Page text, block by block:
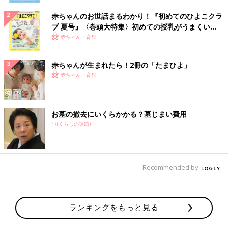
赤ちゃんのお世話まるわかり！『初めてのひよこクラ
ブ 夏号』〈巻頭大特集〉初めての授乳がうまくい
く！ おっぱい・ミルクの基本と夏のトラブル 解決テ
赤ちゃん・育児
赤ちゃんが生まれたら！2冊の「たまひよ」
赤ちゃん・育児
お墓の撤去にいくらかかる？墓じまい費用
PR(くらしの話題)
Recommended by
ランキングをもっと見る